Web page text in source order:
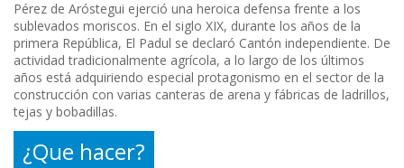
Pérez de Aróstegui ejerció una heroica defensa frente a los
sublevados moriscos. En el siglo XIX, durante los años de la
primera República, El Padul se declaró Cantón independiente. De
actividad tradicionalmente agrícola, a lo largo de los últimos
años está adquiriendo especial protagonismo en el sector de la
construcción con varias canteras de arena y fábricas de ladrillos,
tejas y bobadillas.
¿Que hacer?